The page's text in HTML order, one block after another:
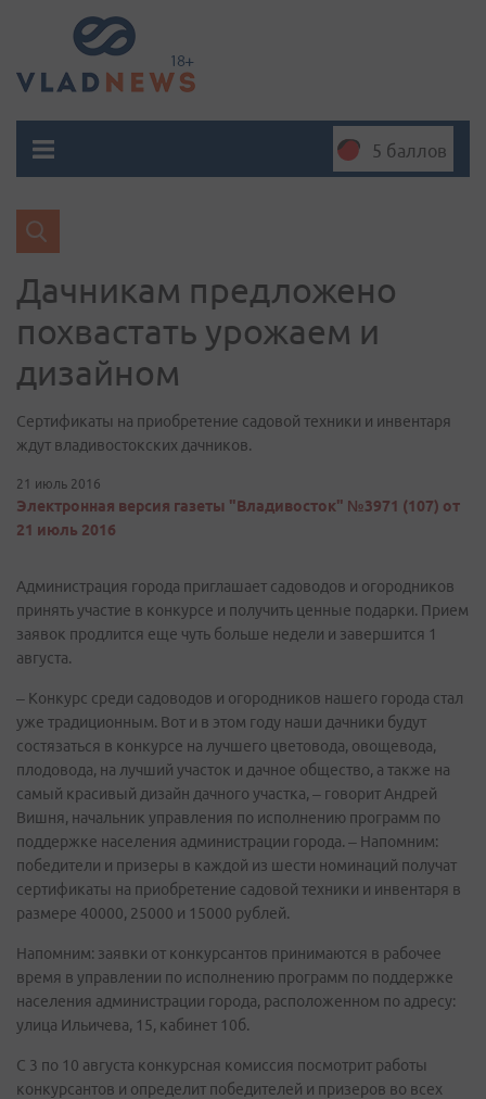
5 баллов
Дачникам предложено
похвастать урожаем и
дизайном
Сертификаты на приобретение садовой техники и инвентаря
ждут владивостокских дачников.
21 июль 2016
Электронная версия газеты "Владивосток" №3971 (107) от
21 июль 2016
Администрация города приглашает садоводов и огородников
принять участие в конкурсе и получить ценные подарки. Прием
заявок продлится еще чуть больше недели и завершится 1
августа.
– Конкурс среди садоводов и огородников нашего города стал
уже традиционным. Вот и в этом году наши дачники будут
состязаться в конкурсе на лучшего цветовода, овощевода,
плодовода, на лучший участок и дачное общество, а также на
самый красивый дизайн дачного участка, – говорит Андрей
Вишня, начальник управления по исполнению программ по
поддержке населения администрации города. – Напомним:
победители и призеры в каждой из шести номинаций получат
сертификаты на приобретение садовой техники и инвентаря в
размере 40000, 25000 и 15000 рублей.
Напомним: заявки от конкурсантов принимаются в рабочее
время в управлении по исполнению программ по поддержке
населения администрации города, расположенном по адресу:
улица Ильичева, 15, кабинет 10б.
С 3 по 10 августа конкурсная комиссия посмотрит работы
конкурсантов и определит победителей и призеров во всех